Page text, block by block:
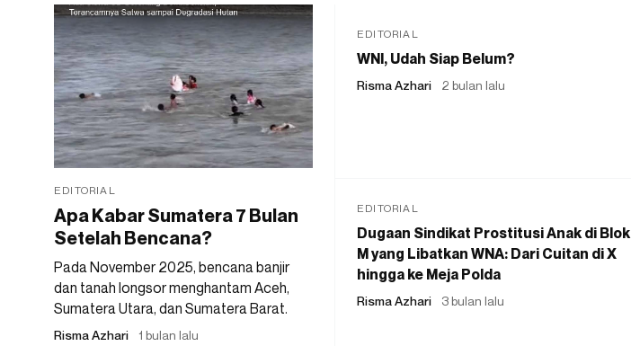
EDITORIAL
Apa Kabar Sumatera 7 Bulan
Setelah Bencana?
Pada November 2025, bencana banjir
dan tanah longsor menghantam Aceh,
Sumatera Utara, dan Sumatera Barat.
Risma Azhari 1 bulan lalu
EDITORIAL
WNI, Udah Siap Belum?
Risma Azhari 2 bulan lalu
EDITORIAL
Dugaan Sindikat Prostitusi Anak di Blok
M yang Libatkan WNA: Dari Cuitan di X
hingga ke Meja Polda
Risma Azhari 3 bulan lalu